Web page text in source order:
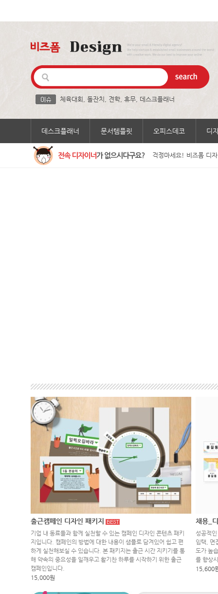
체육대회 돌잔치 견학, 휴무, 데스크플래너
데스크플래너 문서템플릿 오피스데코 디
걱정마세요! 비즈폼 디
출근캠페인 디자인 패키지
기업 내 동료들과 함께 실천할 수 있는 캠페인 디자인 콘텐츠 패키
지입니다. 캠페인의 방법에 대한 내용이 샘플로 담겨있어 쉽고 편
하게 실천해보실 수 있습니다. 본 패키지는 출근 시간 지키기를 통
해 약속의 중요성을 일깨우고 활기찬 하루를 시작하기 위한 출근
캠페인입니다.
15,000원
채용_
성공적
임택, 면
도가 높
를 향상
15,600